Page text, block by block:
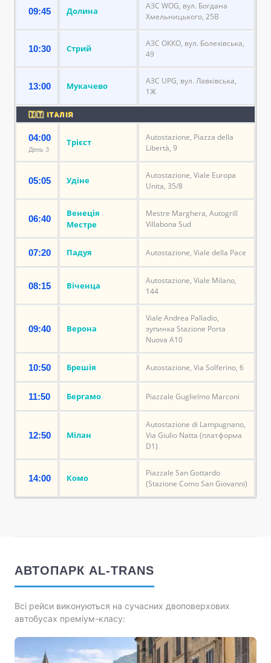
09:45 Долина
АЗС WOG, вул. Богдана
Хмельницького, 25В
10:30 Стрий
АЗС ОККО, вул. Болехівська,
49
13:00 Мукачево
АЗС UPG, вул. Лавківська,
1Ж
🇮🇹 ІТАЛІЯ
04:00
День 3
Трієст
Autostazione, Piazza della
Libertà, 9
05:05 Удіне
Autostazione, Viale Europa
Unita, 35/8
06:40
Венеція
Местре
Mestre Marghera, Autogrill
Villabona Sud
07:20 Падуя Autostazione, Viale della Pace
08:15 Віченца
Autostazione, Viale Milano,
144
09:40 Верона
Viale Andrea Palladio,
зупинка Stazione Porta
Nuova A10
10:50 Брешія Autostazione, Via Solferino, 6
11:50 Бергамо Piazzale Guglielmo Marconi
12:50 Мілан
Autostazione di Lampugnano,
Via Giulio Natta (платформа
D1)
14:00 Комо
Piazzale San Gottardo
(Stazione Como San Giovanni)
АВТОПАРК AL-TRANS
Всі рейси виконуються на сучасних двоповерхових
автобусах преміум-класу: